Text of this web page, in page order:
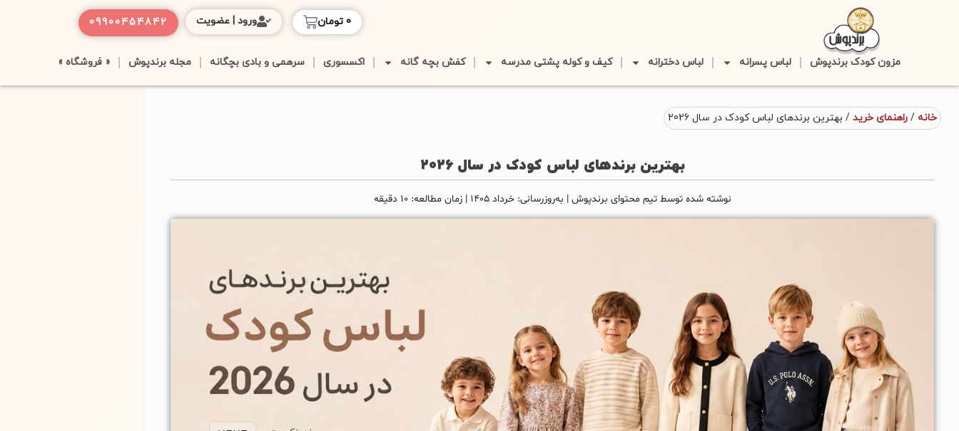
مزون کودک برندپوش لباس پسرانه لباس دخترانه کیف و کوله پشتی مدرسه کفش بچه گانه اکسسوری سرهمی و بادی بچگانه مجله برندپوش « فروشگاه »
0 تومان 09900454842 ورود | عضویت
خانه / راهنمای خرید / بهترین برندهای لباس کودک در سال 2026
بهترین برندهای لباس کودک در سال 2026
نوشته شده توسط تیم محتوای برندپوش | به‌روزرسانی: خرداد ۱۴۰۵ | زمان مطالعه: ۱۰ دقیقه